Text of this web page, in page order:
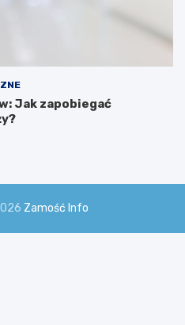
Jak zapobiegać
Zamość Info